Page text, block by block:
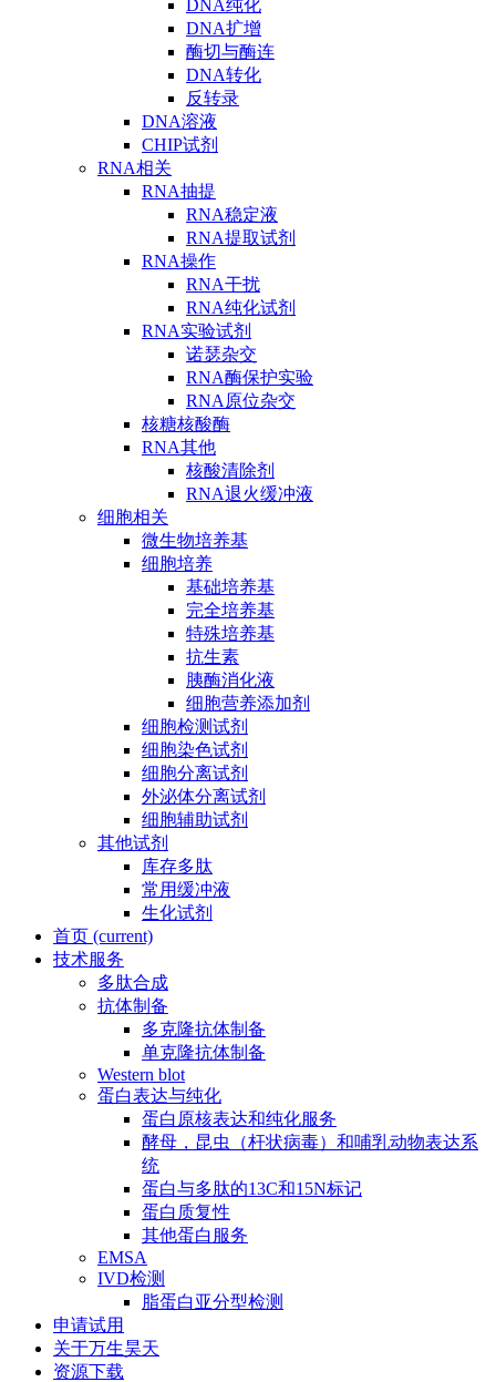
DNA纯化
DNA扩增
酶切与酶连
DNA转化
反转录
DNA溶液
CHIP试剂
RNA相关
RNA抽提
RNA稳定液
RNA提取试剂
RNA操作
RNA干扰
RNA纯化试剂
RNA实验试剂
诺瑟杂交
RNA酶保护实验
RNA原位杂交
核糖核酸酶
RNA其他
核酸清除剂
RNA退火缓冲液
细胞相关
微生物培养基
细胞培养
基础培养基
完全培养基
特殊培养基
抗生素
胰酶消化液
细胞营养添加剂
细胞检测试剂
细胞染色试剂
细胞分离试剂
外泌体分离试剂
细胞辅助试剂
其他试剂
库存多肽
常用缓冲液
生化试剂
首页 (current)
技术服务
多肽合成
抗体制备
多克隆抗体制备
单克隆抗体制备
Western blot
蛋白表达与纯化
蛋白原核表达和纯化服务
酵母，昆虫（杆状病毒）和哺乳动物表达系
统
蛋白与多肽的13C和15N标记
蛋白质复性
其他蛋白服务
EMSA
IVD检测
脂蛋白亚分型检测
申请试用
关于万生昊天
资源下载